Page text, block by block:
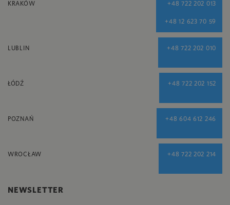
KRAKÓW +48 722 202 013
+48 12 623 70 59
LUBLIN +48 722 202 010
ŁÓDŹ +48 722 202 152
POZNAŃ +48 604 612 246
WROCŁAW +48 722 202 214
NEWSLETTER